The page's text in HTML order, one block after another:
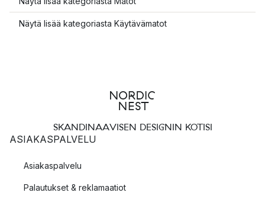
Näytä lisää kategoriasta Käytävämatot
SKANDINAAVISEN DESIGNIN KOTISI
ASIAKASPALVELU
Asiakaspalvelu
Palautukset & reklamaatiot